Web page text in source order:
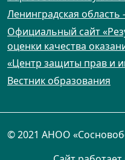
Ленинградская область
Официальный сайт
оценки качества
«Центр защиты прав и
Вестник образования
© 2021 АНОО